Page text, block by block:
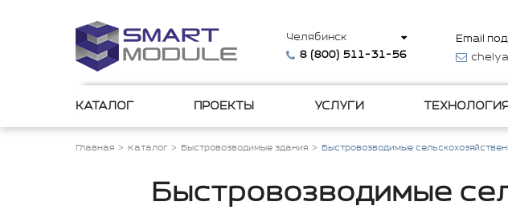
Челябинск
8 (800) 511-31-56
Email
КАТАЛОГ ПРОЕКТЫ УСЛУГИ ТЕХНОЛОГИЯ
Главная Каталог Быстровозводимые здания Быстровозводимые
Быстровозводимые